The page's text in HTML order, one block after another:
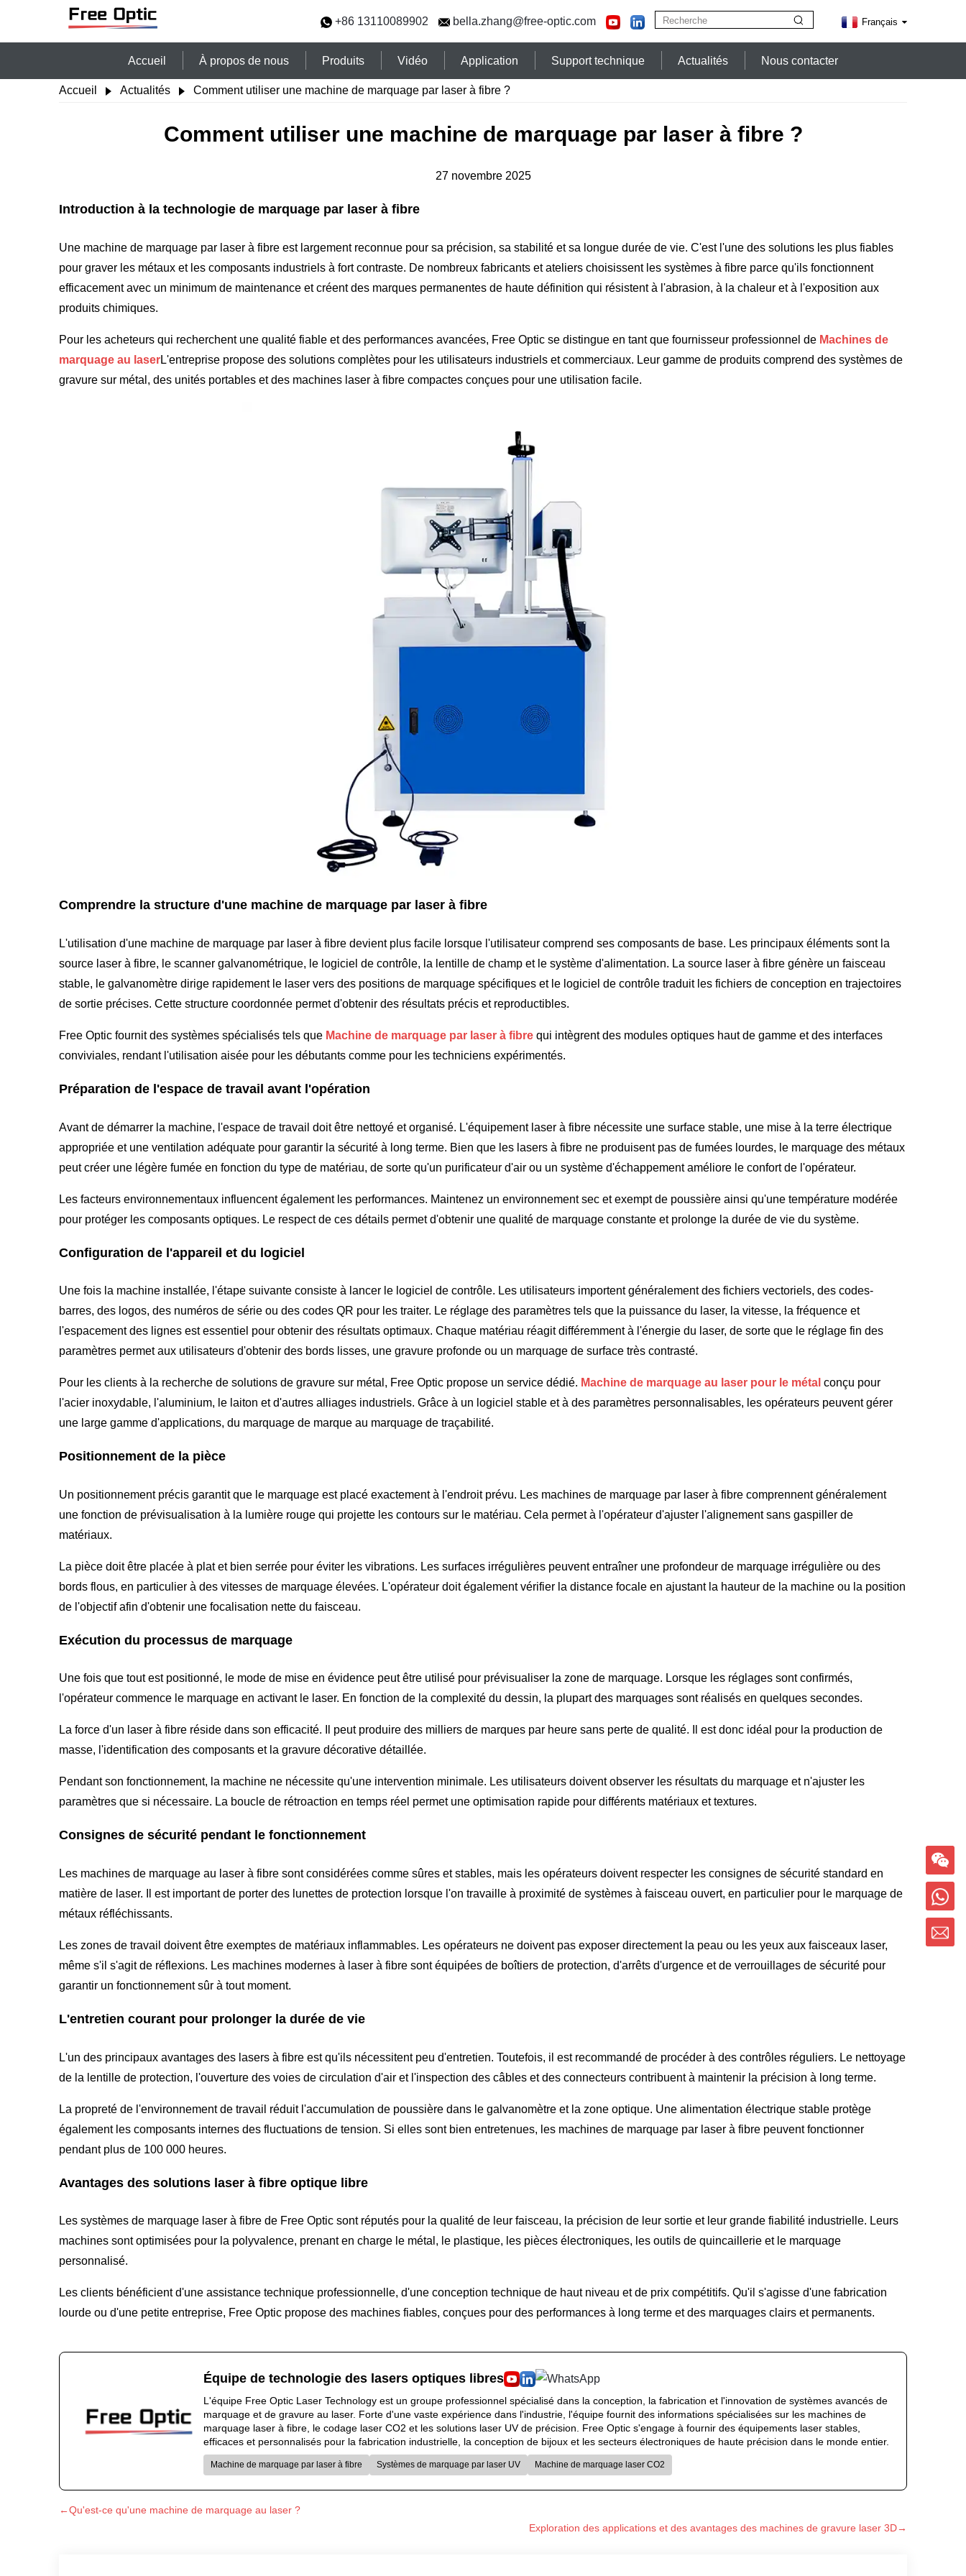
+86 13110089902 bella.zhang@free-optic.com Français
Accueil À propos de nous Produits Vidéo Application Support technique Actualités Nous contacter
Accueil Actualités Comment utiliser une machine de marquage par laser à fibre ?
Comment utiliser une machine de marquage par laser à fibre ?
27 novembre 2025
Introduction à la technologie de marquage par laser à fibre
Une machine de marquage par laser à fibre est largement reconnue pour sa précision, sa stabilité et sa longue durée de vie. C'est l'une des solutions les plus fiables
pour graver les métaux et les composants industriels à fort contraste. De nombreux fabricants et ateliers choisissent les systèmes à fibre parce qu'ils fonctionnent
efficacement avec un minimum de maintenance et créent des marques permanentes de haute définition qui résistent à l'abrasion, à la chaleur et à l'exposition aux
produits chimiques.
Pour les acheteurs qui recherchent une qualité fiable et des performances avancées, Free Optic se distingue en tant que fournisseur professionnel de Machines de
marquage au laserL'entreprise propose des solutions complètes pour les utilisateurs industriels et commerciaux. Leur gamme de produits comprend des systèmes de
gravure sur métal, des unités portables et des machines laser à fibre compactes conçues pour une utilisation facile.
Comprendre la structure d'une machine de marquage par laser à fibre
L'utilisation d'une machine de marquage par laser à fibre devient plus facile lorsque l'utilisateur comprend ses composants de base. Les principaux éléments sont la
source laser à fibre, le scanner galvanométrique, le logiciel de contrôle, la lentille de champ et le système d'alimentation. La source laser à fibre génère un faisceau
stable, le galvanomètre dirige rapidement le laser vers des positions de marquage spécifiques et le logiciel de contrôle traduit les fichiers de conception en trajectoires
de sortie précises. Cette structure coordonnée permet d'obtenir des résultats précis et reproductibles.
Free Optic fournit des systèmes spécialisés tels que Machine de marquage par laser à fibre qui intègrent des modules optiques haut de gamme et des interfaces
conviviales, rendant l'utilisation aisée pour les débutants comme pour les techniciens expérimentés.
Préparation de l'espace de travail avant l'opération
Avant de démarrer la machine, l'espace de travail doit être nettoyé et organisé. L'équipement laser à fibre nécessite une surface stable, une mise à la terre électrique
appropriée et une ventilation adéquate pour garantir la sécurité à long terme. Bien que les lasers à fibre ne produisent pas de fumées lourdes, le marquage des métaux
peut créer une légère fumée en fonction du type de matériau, de sorte qu'un purificateur d'air ou un système d'échappement améliore le confort de l'opérateur.
Les facteurs environnementaux influencent également les performances. Maintenez un environnement sec et exempt de poussière ainsi qu'une température modérée
pour protéger les composants optiques. Le respect de ces détails permet d'obtenir une qualité de marquage constante et prolonge la durée de vie du système.
Configuration de l'appareil et du logiciel
Une fois la machine installée, l'étape suivante consiste à lancer le logiciel de contrôle. Les utilisateurs importent généralement des fichiers vectoriels, des codes-
barres, des logos, des numéros de série ou des codes QR pour les traiter. Le réglage des paramètres tels que la puissance du laser, la vitesse, la fréquence et
l'espacement des lignes est essentiel pour obtenir des résultats optimaux. Chaque matériau réagit différemment à l'énergie du laser, de sorte que le réglage fin des
paramètres permet aux utilisateurs d'obtenir des bords lisses, une gravure profonde ou un marquage de surface très contrasté.
Pour les clients à la recherche de solutions de gravure sur métal, Free Optic propose un service dédié. Machine de marquage au laser pour le métal conçu pour
l'acier inoxydable, l'aluminium, le laiton et d'autres alliages industriels. Grâce à un logiciel stable et à des paramètres personnalisables, les opérateurs peuvent gérer
une large gamme d'applications, du marquage de marque au marquage de traçabilité.
Positionnement de la pièce
Un positionnement précis garantit que le marquage est placé exactement à l'endroit prévu. Les machines de marquage par laser à fibre comprennent généralement
une fonction de prévisualisation à la lumière rouge qui projette les contours sur le matériau. Cela permet à l'opérateur d'ajuster l'alignement sans gaspiller de
matériaux.
La pièce doit être placée à plat et bien serrée pour éviter les vibrations. Les surfaces irrégulières peuvent entraîner une profondeur de marquage irrégulière ou des
bords flous, en particulier à des vitesses de marquage élevées. L'opérateur doit également vérifier la distance focale en ajustant la hauteur de la machine ou la position
de l'objectif afin d'obtenir une focalisation nette du faisceau.
Exécution du processus de marquage
Une fois que tout est positionné, le mode de mise en évidence peut être utilisé pour prévisualiser la zone de marquage. Lorsque les réglages sont confirmés,
l'opérateur commence le marquage en activant le laser. En fonction de la complexité du dessin, la plupart des marquages sont réalisés en quelques secondes.
La force d'un laser à fibre réside dans son efficacité. Il peut produire des milliers de marques par heure sans perte de qualité. Il est donc idéal pour la production de
masse, l'identification des composants et la gravure décorative détaillée.
Pendant son fonctionnement, la machine ne nécessite qu'une intervention minimale. Les utilisateurs doivent observer les résultats du marquage et n'ajuster les
paramètres que si nécessaire. La boucle de rétroaction en temps réel permet une optimisation rapide pour différents matériaux et textures.
Consignes de sécurité pendant le fonctionnement
Les machines de marquage au laser à fibre sont considérées comme sûres et stables, mais les opérateurs doivent respecter les consignes de sécurité standard en
matière de laser. Il est important de porter des lunettes de protection lorsque l'on travaille à proximité de systèmes à faisceau ouvert, en particulier pour le marquage de
métaux réfléchissants.
Les zones de travail doivent être exemptes de matériaux inflammables. Les opérateurs ne doivent pas exposer directement la peau ou les yeux aux faisceaux laser,
même s'il s'agit de réflexions. Les machines modernes à laser à fibre sont équipées de boîtiers de protection, d'arrêts d'urgence et de verrouillages de sécurité pour
garantir un fonctionnement sûr à tout moment.
L'entretien courant pour prolonger la durée de vie
L'un des principaux avantages des lasers à fibre est qu'ils nécessitent peu d'entretien. Toutefois, il est recommandé de procéder à des contrôles réguliers. Le nettoyage
de la lentille de protection, l'ouverture des voies de circulation d'air et l'inspection des câbles et des connecteurs contribuent à maintenir la précision à long terme.
La propreté de l'environnement de travail réduit l'accumulation de poussière dans le galvanomètre et la zone optique. Une alimentation électrique stable protège
également les composants internes des fluctuations de tension. Si elles sont bien entretenues, les machines de marquage par laser à fibre peuvent fonctionner
pendant plus de 100 000 heures.
Avantages des solutions laser à fibre optique libre
Les systèmes de marquage laser à fibre de Free Optic sont réputés pour la qualité de leur faisceau, la précision de leur sortie et leur grande fiabilité industrielle. Leurs
machines sont optimisées pour la polyvalence, prenant en charge le métal, le plastique, les pièces électroniques, les outils de quincaillerie et le marquage
personnalisé.
Les clients bénéficient d'une assistance technique professionnelle, d'une conception technique de haut niveau et de prix compétitifs. Qu'il s'agisse d'une fabrication
lourde ou d'une petite entreprise, Free Optic propose des machines fiables, conçues pour des performances à long terme et des marquages clairs et permanents.
Équipe de technologie des lasers optiques libres
L'équipe Free Optic Laser Technology est un groupe professionnel spécialisé dans la conception, la fabrication et l'innovation de systèmes avancés de
marquage et de gravure au laser. Forte d'une vaste expérience dans l'industrie, l'équipe fournit des informations spécialisées sur les machines de
marquage laser à fibre, le codage laser CO2 et les solutions laser UV de précision. Free Optic s'engage à fournir des équipements laser stables,
efficaces et personnalisés pour la fabrication industrielle, la conception de bijoux et les secteurs électroniques de haute précision dans le monde entier.
Machine de marquage par laser à fibre Systèmes de marquage par laser UV Machine de marquage laser CO2
←Qu'est-ce qu'une machine de marquage au laser ?
Exploration des applications et des avantages des machines de gravure laser 3D→